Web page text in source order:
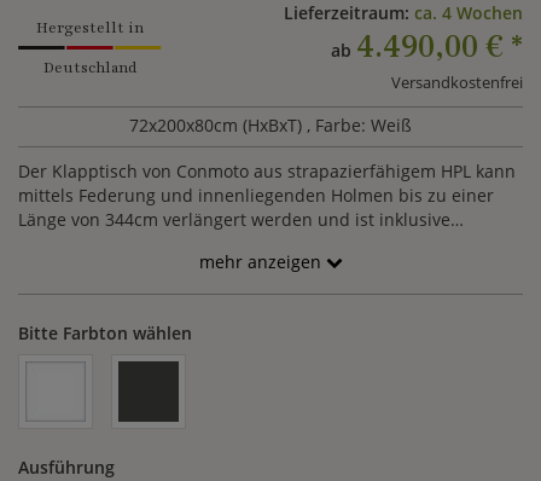
Hergestellt in
Deutschland
Lieferzeitraum: ca. 4 Wochen
ab 4.490,00 € *
Versandkostenfrei
72x200x80cm (HxBxT) , Farbe: Weiß
Der Klapptisch von Conmoto aus strapazierfähigem HPL kann
mittels Federung und innenliegenden Holmen bis zu einer
Länge von 344cm verlängert werden und ist inklusive
Gartentisch zu den Stühlen und Bänken der Serie Riva.
mehr anzeigen
Bitte Farbton wählen
Ausführung